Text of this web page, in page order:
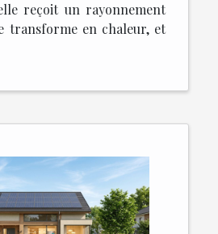
reçoit un rayonnement
transforme en chaleur, et